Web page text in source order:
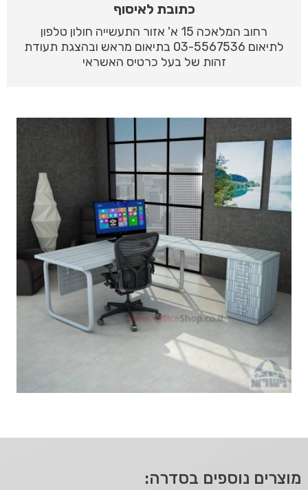
כתובת לאיסוף
רחוב המלאכה 15 א' אזור התעשייה חולון טלפון
לתיאום 03-5567536 בתיאום מראש ובהצגת תעודת
זהות של בעל כרטיס האשראי
מוצרים נוספים בסדרה: